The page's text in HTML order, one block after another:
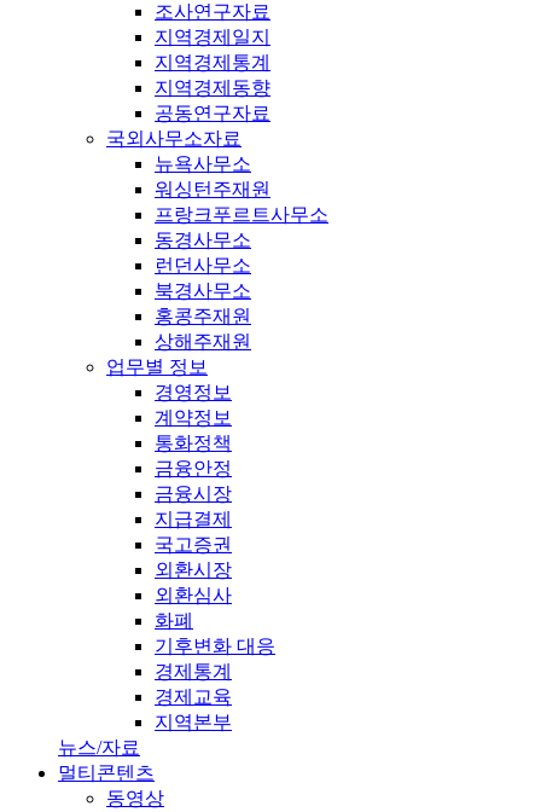
조사연구자료
지역경제일지
지역경제통계
지역경제동향
공동연구자료
국외사무소자료
뉴욕사무소
워싱턴주재원
프랑크푸르트사무소
동경사무소
런던사무소
북경사무소
홍콩주재원
상해주재원
업무별 정보
경영정보
계약정보
통화정책
금융안정
금융시장
지급결제
국고증권
외환시장
외환심사
화폐
기후변화 대응
경제통계
경제교육
지역본부
뉴스/자료
멀티콘텐츠
동영상